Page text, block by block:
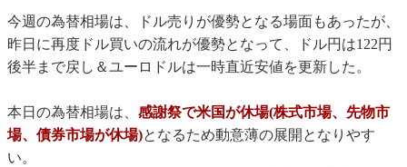
今週の為替相場は、ドル売りが優勢となる場面もあったが、
昨日に再度ドル買いの流れが優勢となって、ドル円は122円
後半まで戻し＆ユーロドルは一時直近安値を更新した。
本日の為替相場は、 感謝祭で米国が休場(株式市場、先物市
場、債券市場が休場)となるため動意薄の展開となりやす
い。